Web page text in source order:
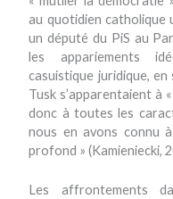
au quotidien catholique
un député du PiS au
les appariements
casuistique juridique,
Tusk s’apparentaient à
donc à toutes les
nous en avons connu à
profond » (Kamieniecki,
Les affrontements